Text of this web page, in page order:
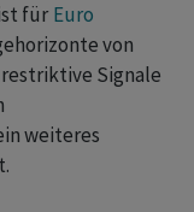
für Euro
von
Signale
weiteres